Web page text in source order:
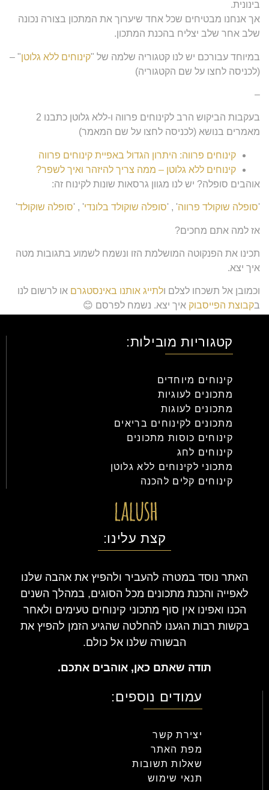
בינונית.
אך אנחנו מבטיחים שכל אחד שיערוך את המתכון בצורה נכונה
שלב אחר שלב יצליח בהכנת המתכון.
במיוחד עבורכם יש לנו קטגוריה שלמה של "קינוחים ללא גלוטן" –
(לכניסה לחצו על שם הקטגוריה)
–
בעקבות הביקוש הרב לקינוחים פרווה ו-ללא גלוטן כתבנו 2
מאמרים בנושא (לכניסה לחצו על שם המאמר)
קינוחים פרווה: היתרון הגדול באפיית קינוחים פרווה
קינוחים ללא גלוטן – ממה צריך להיזהר ואיך לשפר?
אוהבים סופלה? יש לנו מגוון גרסאות שונות לקינוח זה:
'סופלה שוקולד פרווה' , 'סופלה שוקולד בלונדי' , 'סופלה שוקולד'
אז למה אתם מחכים?
תכינו את הפנקוטה המושלמת הזו ונשמח לשמוע בתגובות מטה
איך יצא.
וכמובן אל תשכחו לצלם ולתייג אותנו באינסטגרם או לרשום לנו
בקבוצת הפייסבוק איך יצא. נשמח לפרסם 😊
קטגוריות מובילות:
קינוחים מיוחדים
מתכונים לעוגיות
מתכונים לעוגות
מתכונים לקינוחים בריאים
קינוחים כוסות מתכונים
קינוחים לחג
מתכוני לקינוחים ללא גלוטן
קינוחים קלים להכנה
קצת עלינו:
האתר נוסד במטרה להעביר ולהפיץ את אהבה שלנו
לאפייה והכנת מתכונים מכל הסוגים, במהלך השנים
הכנו ואפינו אין סוף מתכוני קינוחים טעימים ולאחר
בקשות רבות הגענו להחלטה שהגיע הזמן להפיץ את
הבשורה שלנו אל כולם.
תודה שאתם כאן, אוהבים אתכם.
עמודים נוספים:
יצירת קשר
מפת האתר
שאלות תשובות
תנאי שימוש